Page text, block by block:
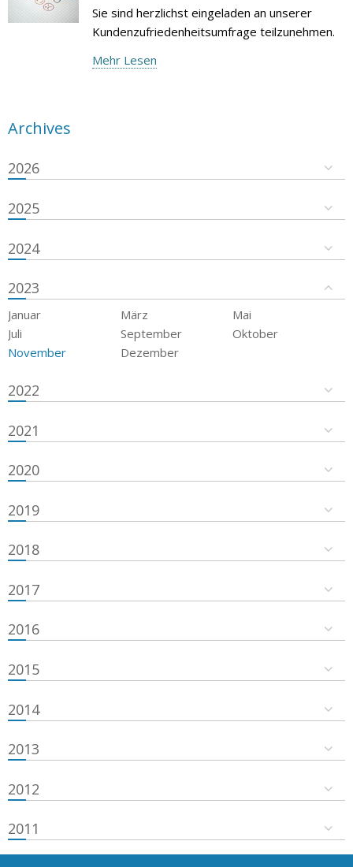
Sie sind herzlichst eingeladen an unserer
Kundenzufriedenheitsumfrage teilzunehmen.
Mehr Lesen
Archives
2026
2025
2024
2023
Januar März
Mai
Juli
September
Oktober
November
Dezember
2022
2021
2020
2019
2018
2017
2016
2015
2014
2013
2012
2011